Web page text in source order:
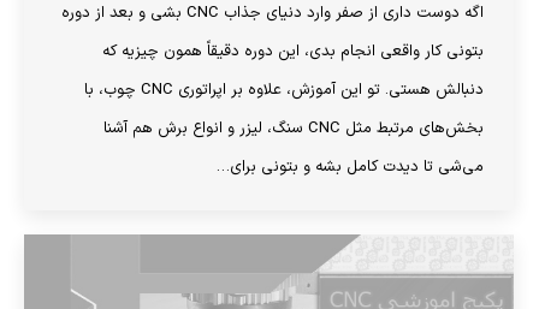
اگه دوست داری از صفر وارد دنیای جذاب CNC بشی و بعد از دوره
بتونی کار واقعی انجام بدی، این دوره دقیقاً همون چیزیه که
دنبالش هستی. تو این آموزش، علاوه بر اپراتوری CNC چوب، با
بخش‌های مرتبط مثل CNC سنگ، لیزر و انواع برش هم آشنا
می‌شی تا دیدت کامل بشه و بتونی برای…